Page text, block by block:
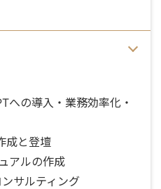
の導入・業務効率化・
成と登壇
アルの作成
サルティング